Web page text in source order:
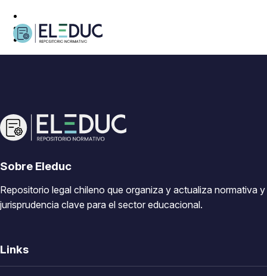
Sobre Eleduc
Repositorio legal chileno que organiza y actualiza normativa y
jurisprudencia clave para el sector educacional.
Links